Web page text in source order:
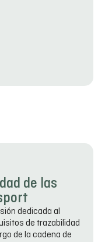
de las
dedicada al
de trazabilidad
de la cadena de